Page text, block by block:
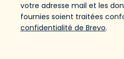
votre adresse mail et les
fournies soient traitées
confidentialité de Brevo.